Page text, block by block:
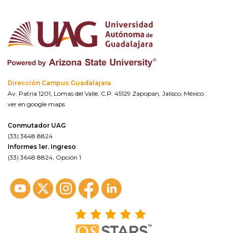
Dirección Campus Guadalajara
Av. Patria 1201, Lomas del Valle, C.P. 45129 Zapopan, Jalisco, México.
ver en google maps
Conmutador UAG
(33) 3648 8824
Informes 1er. Ingreso
(33) 3648 8824, Opción 1